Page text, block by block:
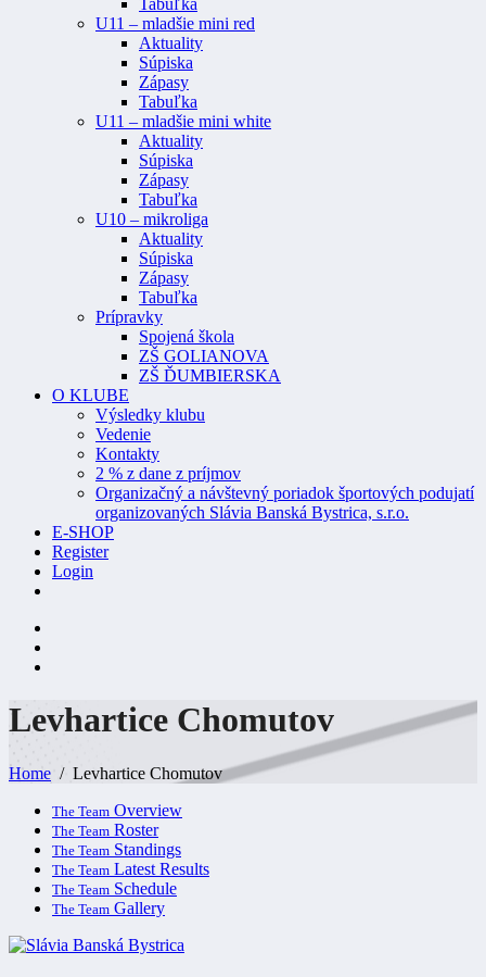
Tabuľka
U11 – mladšie mini red
Aktuality
Súpiska
Zápasy
Tabuľka
U11 – mladšie mini white
Aktuality
Súpiska
Zápasy
Tabuľka
U10 – mikroliga
Aktuality
Súpiska
Zápasy
Tabuľka
Prípravky
Spojená škola
ZŠ GOLIANOVA
ZŠ ĎUMBIERSKA
O KLUBE
Výsledky klubu
Vedenie
Kontakty
2 % z dane z príjmov
Organizačný a návštevný poriadok športových podujatí
organizovaných Slávia Banská Bystrica, s.r.o.
E-SHOP
Register
Login
Levhartice Chomutov
Home Levhartice Chomutov
The Team Overview
The Team Roster
The Team Standings
The Team Latest Results
The Team Schedule
The Team Gallery